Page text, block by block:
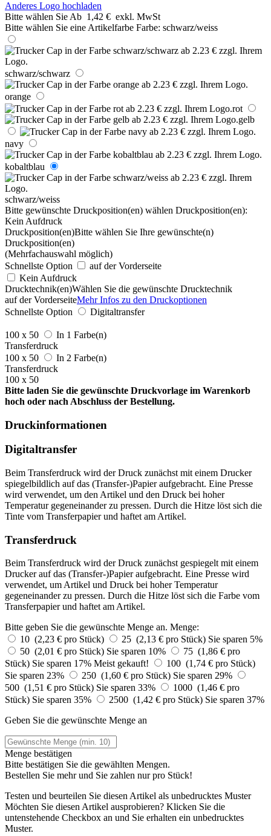
Anderes Logo hochladen
Bitte wählen Sie Ab 1,42 € exkl. MwSt
Bitte wählen Sie eine Artikelfarbe Farbe: schwarz/weiss
schwarz/schwarz
orange
rot
gelb
navy
kobaltblau
schwarz/weiss
Bitte gewünschte Druckposition(en) wählen Druckposition(en):
Kein Aufdruck
Druckposition(en)Bitte wählen Sie Ihre gewünschte(n)
Druckposition(en)
(Mehrfachauswahl möglich)
Schnellste Option
auf der Vorderseite
Kein Aufdruck
Drucktechnik(en)Wählen Sie die gewünschte Drucktechnik
auf der VorderseiteMehr Infos zu den Druckoptionen
Schnellste Option
Digitaltransfer
100 x 50
In 1 Farbe(n)
Transferdruck
100 x 50
In 2 Farbe(n)
Transferdruck
100 x 50
Bitte laden Sie die gewünschte Druckvorlage im Warenkorb
hoch oder nach Abschluss der Bestellung.
Druckinformationen
Digitaltransfer
Beim Transferdruck wird der Druck zunächst mit einem Drucker
spiegelbildlich auf das (Transfer-)Papier aufgebracht. Eine Presse
wird verwendet, um den Artikel und den Druck bei hoher
Temperatur gegeneinander zu pressen. Durch die Hitze löst sich die
Tinte vom Transferpapier und haftet am Artikel.
Transferdruck
Beim Transferdruck wird der Druck zunächst gespiegelt mit einem
Drucker auf das (Transfer-)Papier aufgebracht. Eine Presse wird
verwendet, um Artikel und Druck bei hoher Temperatur
gegeneinander zu pressen. Durch die Hitze löst sich die Farbe vom
Transferpapier und haftet am Artikel.
Bitte geben Sie die gewünschte Menge an. Menge:
10 (2,23 € pro Stück)
25 (2,13 € pro Stück) Sie sparen 5%
50 (2,01 € pro Stück) Sie sparen 10%
75 (1,86 € pro
Stück) Sie sparen 17% Meist gekauft!
100 (1,74 € pro Stück)
Sie sparen 23%
250 (1,60 € pro Stück) Sie sparen 29%
500 (1,51 € pro Stück) Sie sparen 33%
1000 (1,46 € pro
Stück) Sie sparen 35% 2500 (1,42 € pro Stück) Sie sparen 37%
Geben Sie die gewünschte Menge an
Menge bestätigen
Bitte bestätigen Sie die gewählten Mengen.
Bestellen Sie mehr und Sie zahlen nurpro Stück!
Testen und beurteilen Sie diesen Artikel als unbedrucktes Muster
Möchten Sie diesen Artikel ausprobieren? Klicken Sie die
untenstehende Checkbox an und Sie erhalten ein unbedrucktes
Muster.